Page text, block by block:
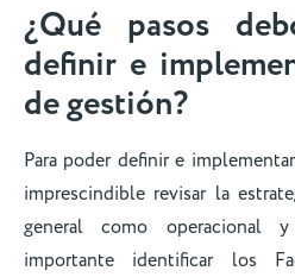
¿Qué pasos
definir e
de gestión?
Para poder definir e
imprescindible revisar la
general como operacional
importante identificar los